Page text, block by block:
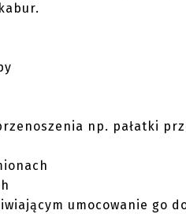
np. pałatki
umocowanie go